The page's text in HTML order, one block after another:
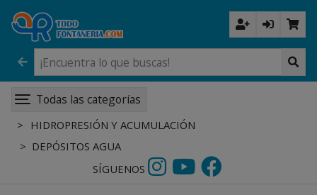
Todas las categorías
HIDROPRESIÓN Y ACUMULACIÓN
DEPÓSITOS AGUA
SÍGUENOS